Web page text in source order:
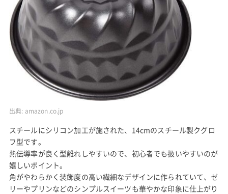
出典: amazon.co.jp
スチールにシリコン加工が施された、14cmのスチール製クグロ
フ型です。
熱伝導率が良く型離れしやすいので、初心者でも扱いやすいのが
嬉しいポイント。
角がやわらかく装飾度の高い繊細なデザインに作られていて、ゼ
リーやプリンなどのシンプルスイーツも華やかな印象に仕上がり